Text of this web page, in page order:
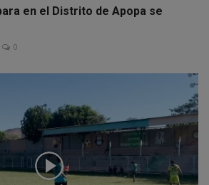
en el Distrito de Apopa se
0